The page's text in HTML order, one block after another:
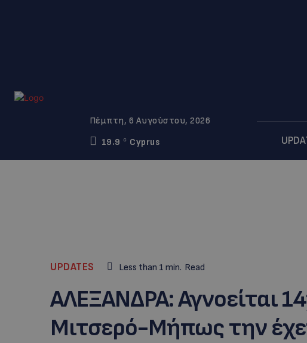
Πέμπτη, 6 Αυγούστου, 2026
19.9
C Cyprus
UPDATES Less than 1 min. Read
AΛΕΞΑΝΔΡΑ: Αγνοείται
Μιτσερό-Μήπως την